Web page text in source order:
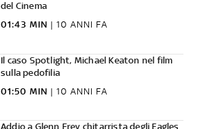
del Cinema
01:43 MIN | 10 ANNI FA
Il caso Spotlight, Michael Keaton nel film
sulla pedofilia
01:50 MIN | 10 ANNI FA
Addio a Glenn Frey chitarrista degli Eagles